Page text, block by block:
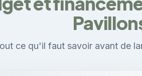
ce qu'il faut savoir avant de